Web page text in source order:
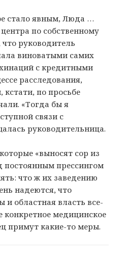
стало явным, Люда …
по собственному
руководитель
виноватыми самих
с кредитными
расследования,
по просьбе
«Тогда бы я
связи с
руководительница.
«выносят сор из
постоянным прессингом
что ж их заведению
надеются, что
и областная власть все-
конкретное медицинское
примут какие-то меры.